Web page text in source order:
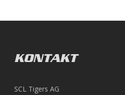
KONTAKT
SCL Tigers AG